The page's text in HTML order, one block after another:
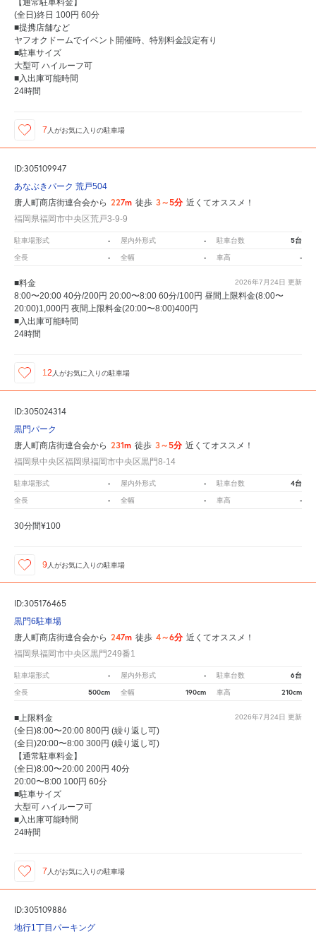
【通常駐車料金】
(全日)終日 100円 60分
■提携店舗など
ヤフオクドームでイベント開催時、特別料金設定有り
■駐車サイズ
大型可 ハイルーフ可
■入出庫可能時間
24時間
7 人がお気に入りの駐車場
ID:305109947
あなぶきパーク 荒戸504
唐人町商店街連合会から 227m 徒歩 3～5分 近くてオススメ！
福岡県福岡市中央区荒戸3-9-9
駐車場形式 - 屋内外形式 - 駐車台数 5台
全長 - 全幅 - 車高 -
2026年7月24日 更新
■料金
8:00〜20:00 40分/200円 20:00〜8:00 60分/100円 昼間上限料金(8:00〜
20:00)1,000円 夜間上限料金(20:00〜8:00)400円
■入出庫可能時間
24時間
12 人がお気に入りの駐車場
ID:305024314
黒門パーク
唐人町商店街連合会から 231m 徒歩 3～5分 近くてオススメ！
福岡県中央区福岡県福岡市中央区黒門8-14
駐車場形式 - 屋内外形式 - 駐車台数 4台
全長 - 全幅 - 車高 -
30分間¥100
9 人がお気に入りの駐車場
ID:305176465
黒門6駐車場
唐人町商店街連合会から 247m 徒歩 4～6分 近くてオススメ！
福岡県福岡市中央区黒門249番1
駐車場形式 - 屋内外形式 - 駐車台数 6台
全長 500cm 全幅 190cm 車高 210cm
2026年7月24日 更新
■上限料金
(全日)8:00〜20:00 800円 (繰り返し可)
(全日)20:00〜8:00 300円 (繰り返し可)
【通常駐車料金】
(全日)8:00〜20:00 200円 40分
20:00〜8:00 100円 60分
■駐車サイズ
大型可 ハイルーフ可
■入出庫可能時間
24時間
7 人がお気に入りの駐車場
ID:305109886
地行1丁目パーキング